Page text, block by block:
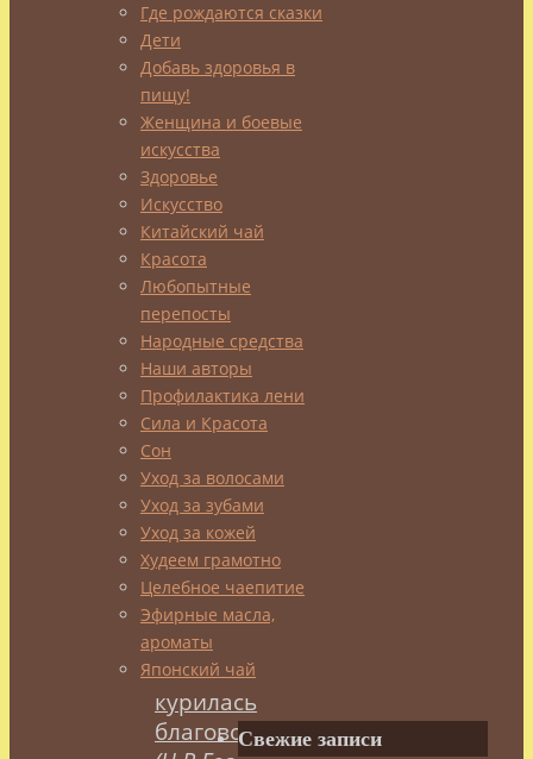
Никого
особо
не
удивляют
выражения,
встречающиеся
в
литературе:
«Вдруг
сырный
дух
Лису
остановил»
(И.А.Крылов),
«Каждый
цветок
каждая
травка
испускала
амбру ,
и
вся
степь
курилась
благовонием»
Где рождаются сказки
Дети
Добавь здоровья в
пищу!
Женщина и боевые
искусства
Здоровье
Искусство
Китайский чай
Красота
Любопытные
перепосты
Народные средства
Наши авторы
Профилактика лени
Сила и Красота
Сон
Уход за волосами
Уход за зубами
Уход за кожей
Худеем грамотно
Целебное чаепитие
Эфирные масла,
ароматы
Японский чай
Свежие записи